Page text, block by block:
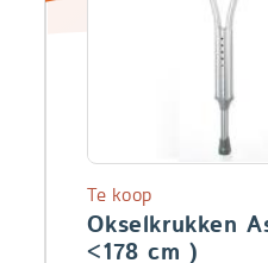
Okselkrukken
<178 cm )
Te koop